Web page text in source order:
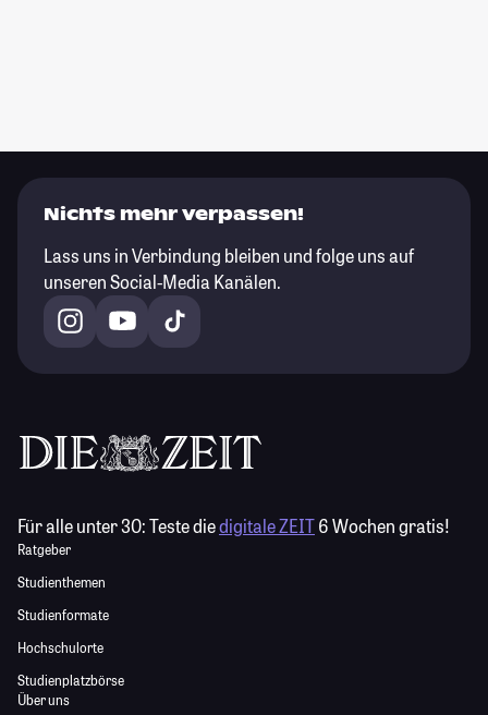
Nichts mehr verpassen!
Lass uns in Verbindung bleiben und folge uns auf
unseren Social-Media Kanälen.
Für alle unter 30:Teste diedigitale ZEIT6 Wochen gratis!
Ratgeber
Studienthemen
Studienformate
Hochschulorte
Studienplatzbörse
Über uns